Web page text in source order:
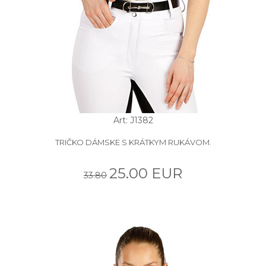
Art: J1382
TRIČKO DÁMSKE S KRÁTKYM RUKÁVOM.
33.80 25.00 EUR